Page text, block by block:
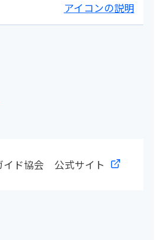
アイコンの説明
イド協会 公式サイト